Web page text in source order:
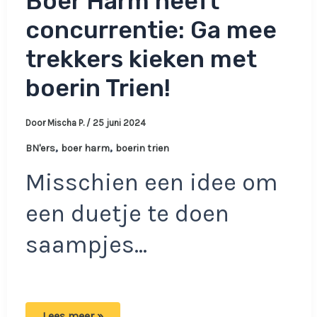
concurrentie: Ga mee
trekkers kieken met
boerin Trien!
Door Mischa P. / 25 juni 2024
BN'ers, boer harm, boerin trien
Misschien een idee om
een duetje te doen
saampjes…